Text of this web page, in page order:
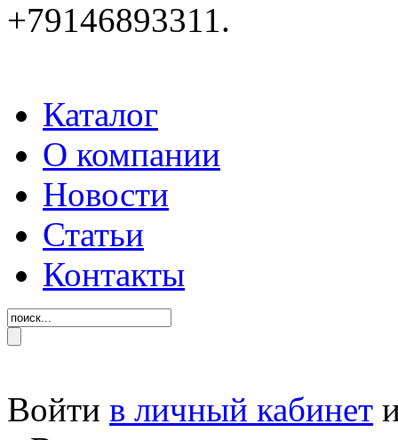
+79146893311.
Каталог
О компании
Новости
Статьи
Контакты
Войти в личный кабинет